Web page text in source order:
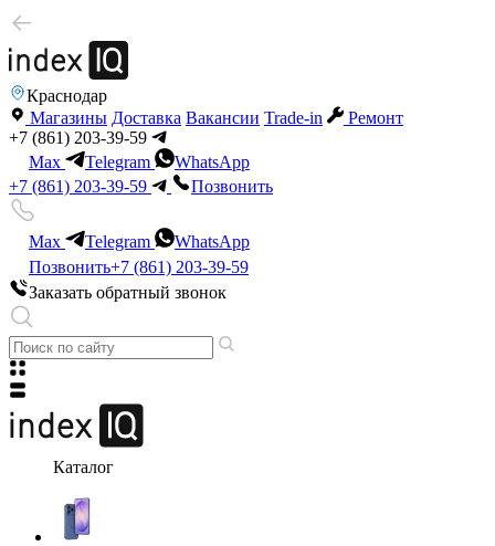
Краснодар
Магазины Доставка Вакансии Trade-in
Ремонт
+7 (861) 203-39-59
Max
Telegram
WhatsApp
+7 (861) 203-39-59
Позвонить
Max Telegram
WhatsApp
Позвонить+7 (861) 203-39-59
Заказать обратный звонок
Каталог